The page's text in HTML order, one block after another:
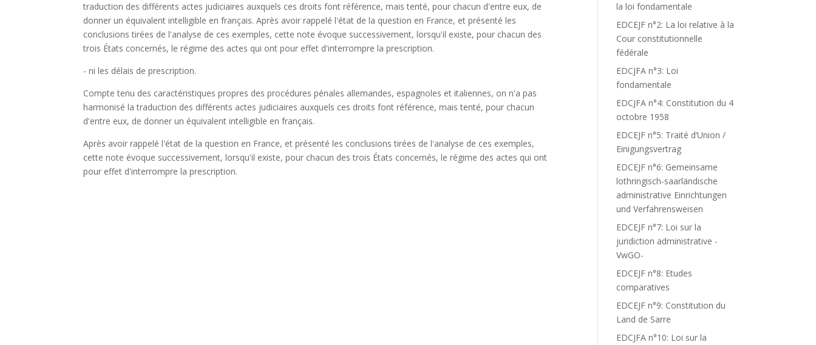
traduction des différents actes judiciaires auxquels ces droits font référence, mais tenté, pour chacun d'entre eux, de
donner un équivalent intelligible en français. Après avoir rappelé l'état de la question en France, et présenté les
conclusions tirées de l'analyse de ces exemples, cette note évoque successivement, lorsqu'il existe, pour chacun des
trois États concernés, le régime des actes qui ont pour effet d'interrompre la prescription.
- ni les délais de prescription.
Compte tenu des caractéristiques propres des procédures pénales allemandes, espagnoles et italiennes, on n'a pas
harmonisé la traduction des différents actes judiciaires auxquels ces droits font référence, mais tenté, pour chacun
d'entre eux, de donner un équivalent intelligible en français.
Après avoir rappelé l'état de la question en France, et présenté les conclusions tirées de l'analyse de ces exemples,
cette note évoque successivement, lorsqu'il existe, pour chacun des trois États concernés, le régime des actes qui ont
pour effet d'interrompre la prescription.
la loi fondamentale
EDCEJF n°2: La loi relative à la
Cour constitutionnelle
fédérale
EDCJFA n°3: Loi
fondamentale
EDCJFA n°4: Constitution du 4
octobre 1958
EDCEJF n°5: Traité d’Union /
Einigungsvertrag
EDCEJF n°6: Gemeinsame
lothringisch-saarländische
administrative Einrichtungen
und Verfahrensweisen
EDCEJF n°7: Loi sur la
juridiction administrative -
VwGO-
EDCEJF n°8: Etudes
comparatives
EDCEJF n°9: Constitution du
Land de Sarre
EDCJFA n°10: Loi sur la